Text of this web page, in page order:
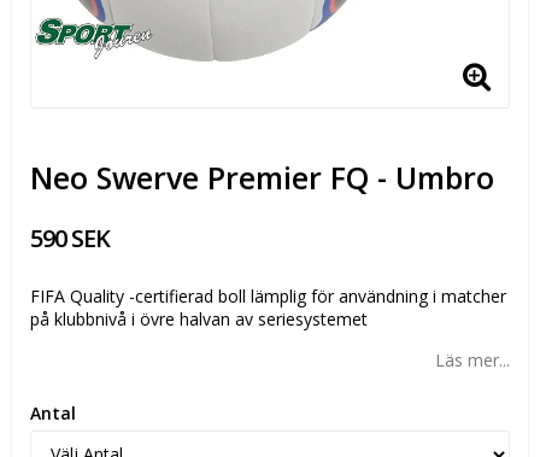
Neo Swerve Premier FQ - Umbro
590 SEK
FIFA Quality -certifierad boll lämplig för användning i matcher
på klubbnivå i övre halvan av seriesystemet
Läs mer...
Antal